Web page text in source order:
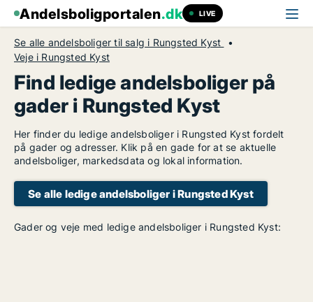
Andelsboligportalen.dk LIVE
Se alle andelsboliger til salg i Rungsted Kyst
Veje i Rungsted Kyst
Find ledige andelsboliger på
gader i Rungsted Kyst
Her finder du ledige andelsboliger i Rungsted Kyst fordelt
på gader og adresser. Klik på en gade for at se aktuelle
andelsboliger, markedsdata og lokal information.
Se alle ledige andelsboliger i Rungsted Kyst
Gader og veje med ledige andelsboliger i Rungsted Kyst: